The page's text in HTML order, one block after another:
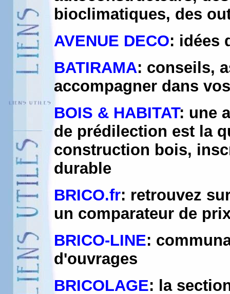
bioclimatiques, des
AVENUE DECO: idées
BATIRAMA: conseils,
accompagner dans
BOIS & HABITAT: une
de prédilection est la
construction bois,
durable
BRICO.fr: retrouvez
un comparateur de
BRICO-LINE:
d'ouvrages
BRICOLAGE: la